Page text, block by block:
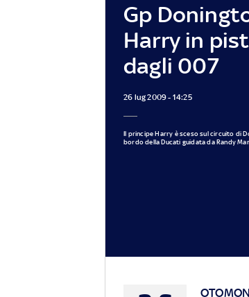
Gp
Harry in
dagli 007
26 lug 2009 - 14:25
Il principe Harry è sceso sul circuito di
bordo della Ducati guidata da Randy